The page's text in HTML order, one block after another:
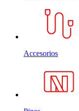
Accesorios